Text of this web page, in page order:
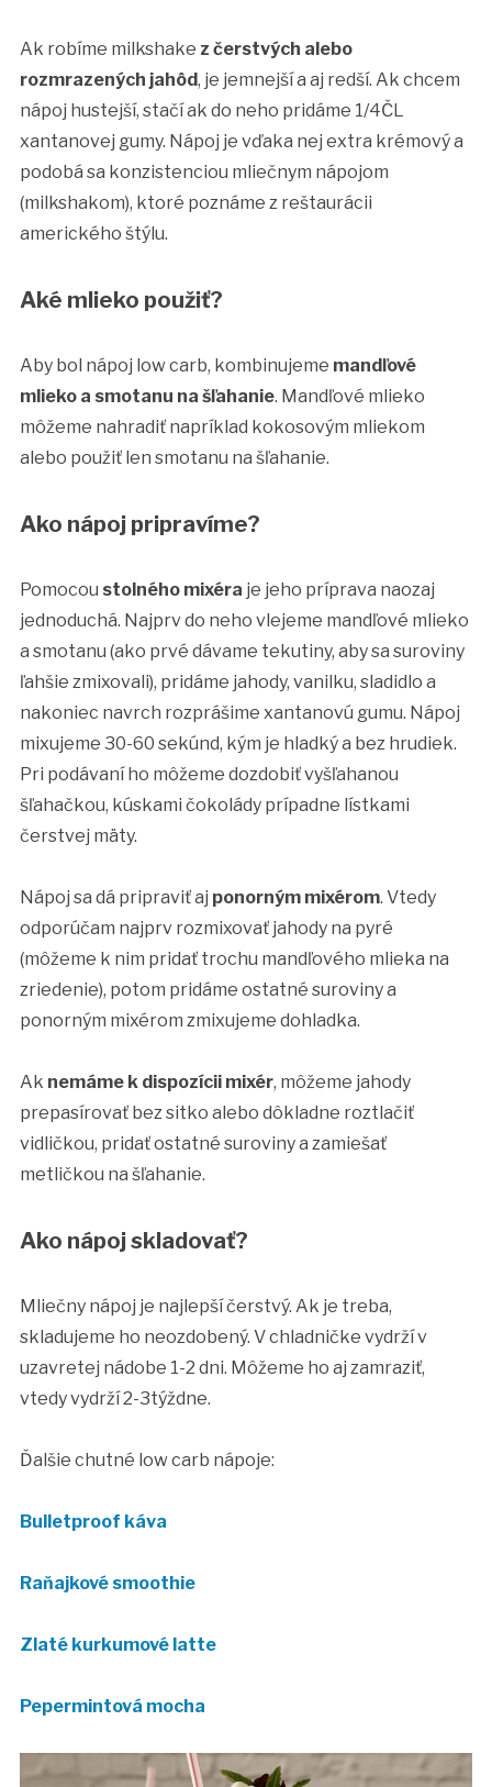
Ak robíme milkshake z čerstvých alebo
rozmrazených jahôd, je jemnejší a aj redší. Ak chcem
nápoj hustejší, stačí ak do neho pridáme 1/4ČL
xantanovej gumy. Nápoj je vďaka nej extra krémový a
podobá sa konzistenciou mliečnym nápojom
(milkshakom), ktoré poznáme z reštaurácii
amerického štýlu.
Aké mlieko použiť?
Aby bol nápoj low carb, kombinujeme mandľové
mlieko a smotanu na šľahanie. Mandľové mlieko
môžeme nahradiť napríklad kokosovým mliekom
alebo použiť len smotanu na šľahanie.
Ako nápoj pripravíme?
Pomocou stolného mixéra je jeho príprava naozaj
jednoduchá. Najprv do neho vlejeme mandľové mlieko
a smotanu (ako prvé dávame tekutiny, aby sa suroviny
ľahšie zmixovali), pridáme jahody, vanilku, sladidlo a
nakoniec navrch rozprášime xantanovú gumu. Nápoj
mixujeme 30-60 sekúnd, kým je hladký a bez hrudiek.
Pri podávaní ho môžeme dozdobiť vyšľahanou
šľahačkou, kúskami čokolády prípadne lístkami
čerstvej mäty.
Nápoj sa dá pripraviť aj ponorným mixérom. Vtedy
odporúčam najprv rozmixovať jahody na pyré
(môžeme k nim pridať trochu mandľového mlieka na
zriedenie), potom pridáme ostatné suroviny a
ponorným mixérom zmixujeme dohladka.
Ak nemáme k dispozícii mixér, môžeme jahody
prepasírovať bez sitko alebo dôkladne roztlačiť
vidličkou, pridať ostatné suroviny a zamiešať
metličkou na šľahanie.
Ako nápoj skladovať?
Mliečny nápoj je najlepší čerstvý. Ak je treba,
skladujeme ho neozdobený. V chladničke vydrží v
uzavretej nádobe 1-2 dni. Môžeme ho aj zamraziť,
vtedy vydrží 2-3týždne.
Ďalšie chutné low carb nápoje:
Bulletproof káva
Raňajkové smoothie
Zlaté kurkumové latte
Pepermintová mocha